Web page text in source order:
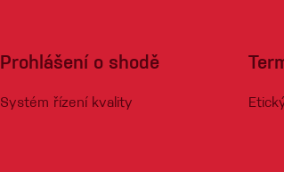
Prohlášení o shodě
Systém řízení kvality